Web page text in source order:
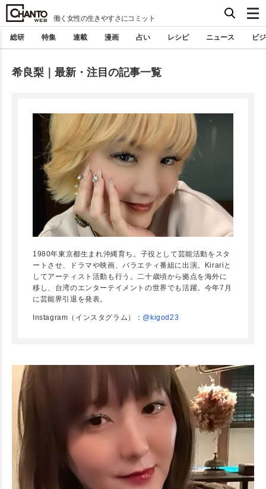
働く女性の生きやすさにコミット
総研 特集 連載 漫画 占い レシピ ニュース ビ
希良梨｜最新・注目の記事一覧
1980年東京都生まれ沖縄育ち。子役として芸能活動をスタ
ートさせ、ドラマや映画、バラエティ番組に出演。Kirariと
してアーティスト活動も行う。二十歳頃から拠点を海外に
移し、台湾のエンターテイメントの世界でも活躍。今年7月
に芸能界引退を発表。
Instagram（インスタグラム）： @kigod23